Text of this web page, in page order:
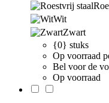
Wit
Zwart
{0} stuks
Op voorraad
Bel voor de
Op voorraad